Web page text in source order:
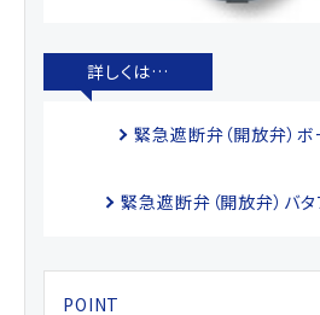
緊急遮断弁（開放弁）
緊急遮断弁（開放弁）バ